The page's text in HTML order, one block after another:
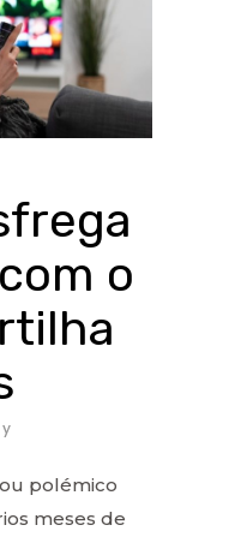
o
polémico
meses de